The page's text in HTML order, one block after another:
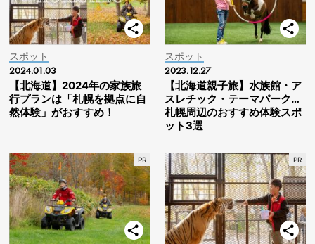
スポット
2024.01.03
【北海道】2024年の家族旅
行プランは「札幌を拠点に自
然体験」がおすすめ！
スポット
2023.12.27
【北海道親子旅】水族館・ア
スレチック・テーマパーク…
札幌周辺のおすすめ体験スポ
ット3選